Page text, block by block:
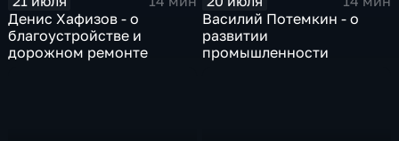
Денис Хафизов - о
благоустройстве и
дорожном ремонте
Василий Потемкин - о
развитии
промышленности